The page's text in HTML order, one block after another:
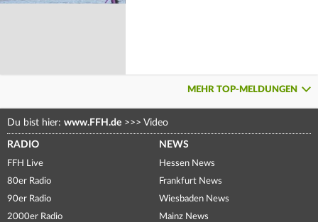
MEHR TOP-MELDUNGEN
Du bist hier: www.FFH.de >>> Video
RADIO
FFH Live
80er Radio
90er Radio
2000er Radio
NEWS
Hessen News
Frankfurt News
Wiesbaden News
Mainz News